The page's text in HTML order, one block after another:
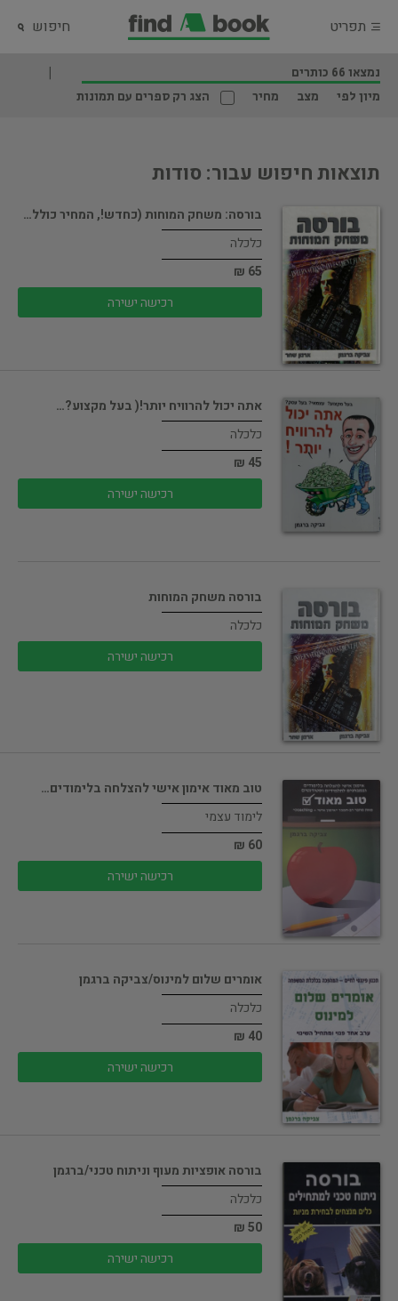
תפריט חיפוש
נמצאו 66 כותרים
מיון לפי
מצב מחיר הצג רק ספרים עם תמונות
תוצאות חיפוש עבור: סודות
בורסה: משחק המוחות (כחדש!, המחיר כולל…
כלכלה
65 ₪
רכישה ישירה
אתה יכול להרוויח יותר!( בעל מקצוע?…
כלכלה
45 ₪
רכישה ישירה
בורסה משחק המוחות
כלכלה
רכישה ישירה
טוב מאוד אימון אישי להצלחה בלימודים…
לימוד עצמי
60 ₪
רכישה ישירה
אומרים שלום למינוס/צביקה ברגמן
כלכלה
40 ₪
רכישה ישירה
בורסה אופציות מעוף וניתוח טכני/ברגמן
כלכלה
50 ₪
רכישה ישירה